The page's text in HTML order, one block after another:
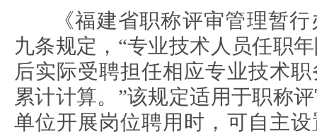
《福建省职称评审管理暂
九条规定，“专业技术人员任职
后实际受聘担任相应专业技术
累计计算。”该规定适用于职称
单位开展岗位聘用时，可自主